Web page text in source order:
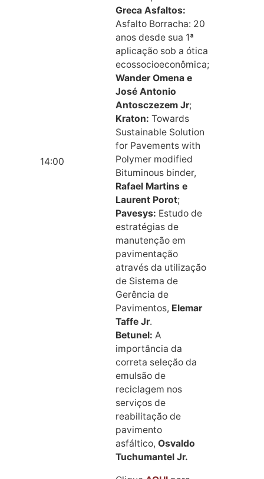
14:00
Greca Asfaltos:
Asfalto Borracha: 20
anos desde sua 1ª
aplicação sob a ótica
ecossocioeconômica;
Wander Omena e
José Antonio
Antosczezem Jr;
Kraton: Towards
Sustainable Solution
for Pavements with
Polymer modified
Bituminous binder,
Rafael Martins e
Laurent Porot;
Pavesys: Estudo de
estratégias de
manutenção em
pavimentação
através da utilização
de Sistema de
Gerência de
Pavimentos, Elemar
Taffe Jr.
Betunel: A
importância da
correta seleção da
emulsão de
reciclagem nos
serviços de
reabilitação de
pavimento
asfáltico, Osvaldo
Tuchumantel Jr.